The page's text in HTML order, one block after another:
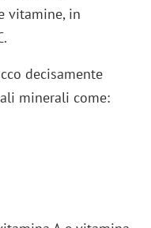
vitamine, in
decisamente
minerali come: